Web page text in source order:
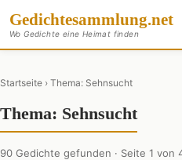
Gedichtesammlung.net
Wo Gedichte eine Heimat finden
Startseite › Thema: Sehnsucht
Thema: Sehnsucht
90 Gedichte gefunden · Seite 1 von